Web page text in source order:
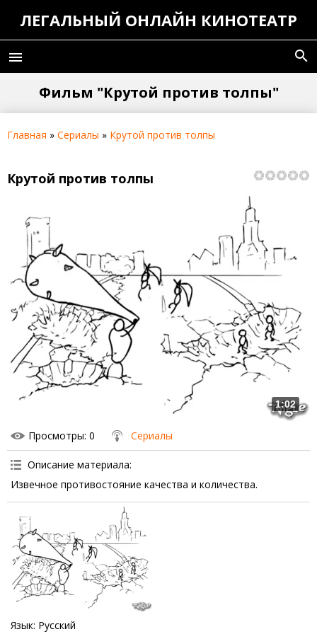
ЛЕГАЛЬНЫЙ ОНЛАЙН КИНОТЕАТР
menu search
Фильм "Крутой против толпы"
Главная » Сериалы » Крутой против толпы
Крутой против толпы
1:02
Просмотры: 0 Сериалы
Описание материала:
Извечное противостояние качества и количества.
Язык: Русский